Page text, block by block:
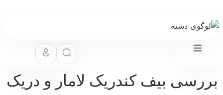
بیف کندریک لامار و دریک